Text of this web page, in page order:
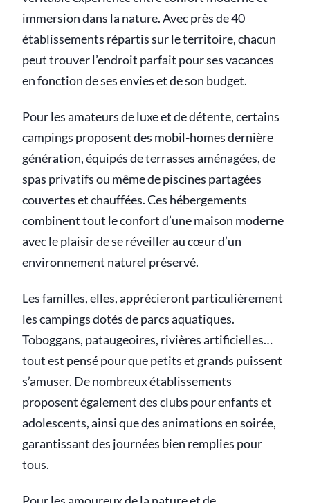
immersion dans la nature. Avec près de 40
établissements répartis sur le territoire, chacun
peut trouver l’endroit parfait pour ses vacances
en fonction de ses envies et de son budget.
Pour les amateurs de luxe et de détente, certains
campings proposent des mobil-homes dernière
génération, équipés de terrasses aménagées, de
spas privatifs ou même de piscines partagées
couvertes et chauffées. Ces hébergements
combinent tout le confort d’une maison moderne
avec le plaisir de se réveiller au cœur d’un
environnement naturel préservé.
Les familles, elles, apprécieront particulièrement
les campings dotés de parcs aquatiques.
Toboggans, pataugeoires, rivières artificielles…
tout est pensé pour que petits et grands puissent
s’amuser. De nombreux établissements
proposent également des clubs pour enfants et
adolescents, ainsi que des animations en soirée,
garantissant des journées bien remplies pour
tous.